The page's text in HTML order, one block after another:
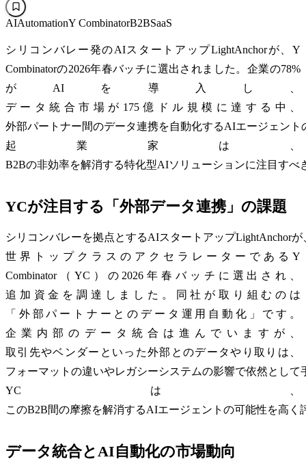
AIAutomationY CombinatorB2BSaaS
シリコンバレー発のAIスタートアップLightAnchorが、Y
Combinatorの2026年春バッチに選出されました。企業の78%
がAIを導入し、
データ統合市場が175億ドル規模に達する中、
外部パートナー間のデータ連携を自動化するAIエージェント
起業家は、
B2Bの非効率を解消する特化型AIソリューションに注目すべ
YCが注目する「外部データ連携」の課題
シリコンバレーを拠点とするAIスタートアップLightAnchorが
世界トップクラスのアクセラレーターであるY
Combinator（YC）の2026年春バッチに選出され、
追加資金を調達しました。同社が取り組むのは
「外部パートナーとのデータ運用自動化」です。
企業内部のデータ統合は進んでいますが、
取引先やベンダーといった外部とのデータやり取りは、
フォーマットの違いやレガシーシステムの影響で依然として
YCは、
このB2B間の摩擦を解消するAIエージェントの可能性を高く
データ統合とAI自動化の市場動向